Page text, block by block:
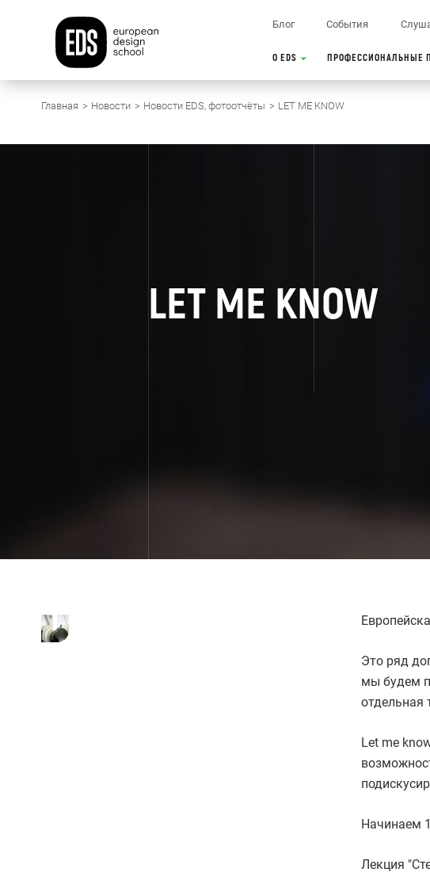
Блог События
О EDS ПРОФЕССИОНАЛЬНЫЕ
Главная Новости Новости EDS, фотоотчёты LET ME KNOW
LET ME KNOW
Это ряд
мы будем
отдельная
Let me
Начинаем
Лекция